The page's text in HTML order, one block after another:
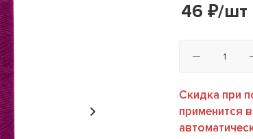
46 ₽/шт
Скидка при
применится